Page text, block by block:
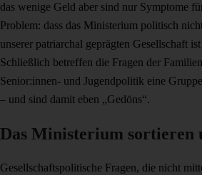
das wenige Geld aber sind nur Symptome
Problem: dass das Ministerium politisch
unserer patriarchal geprägten Gesellschaft
Schließlich betreffen die Fragen der
Senior:innen- und Jugendpolitik eine
– und sind damit eben „Gedöns“.
Das Ministerium sortieren
Gesellschaftspolitische Fragen, die nicht